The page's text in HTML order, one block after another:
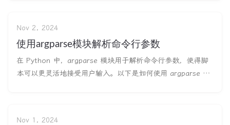
套函数：闭
Nov 2, 2024
使用argparse模块解析命令行参数
在 Python 中，argparse 模块用于解析命令行参数，使得脚
本可以更灵活地接受用户输入。以下是如何使用 argparse 模
Nov 1, 2024